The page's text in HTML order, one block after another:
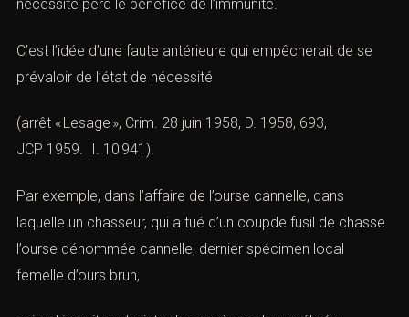
nécessité perd le bénéfice de l’immunité.
C’est l’idée d’une faute antérieure qui empêcherait de se
prévaloir de l’état de nécessité
(arrêt « Lesage », Crim. 28 juin 1958, D. 1958, 693,
JCP 1959. II. 10 941 ).
Par exemple, dans l’affaire de l’ourse cannelle, dans
laquelle un chasseur, qui a tué d’un coupde fusil de chasse
l’ourse dénommée cannelle, dernier spécimen local
femelle d’ours brun,